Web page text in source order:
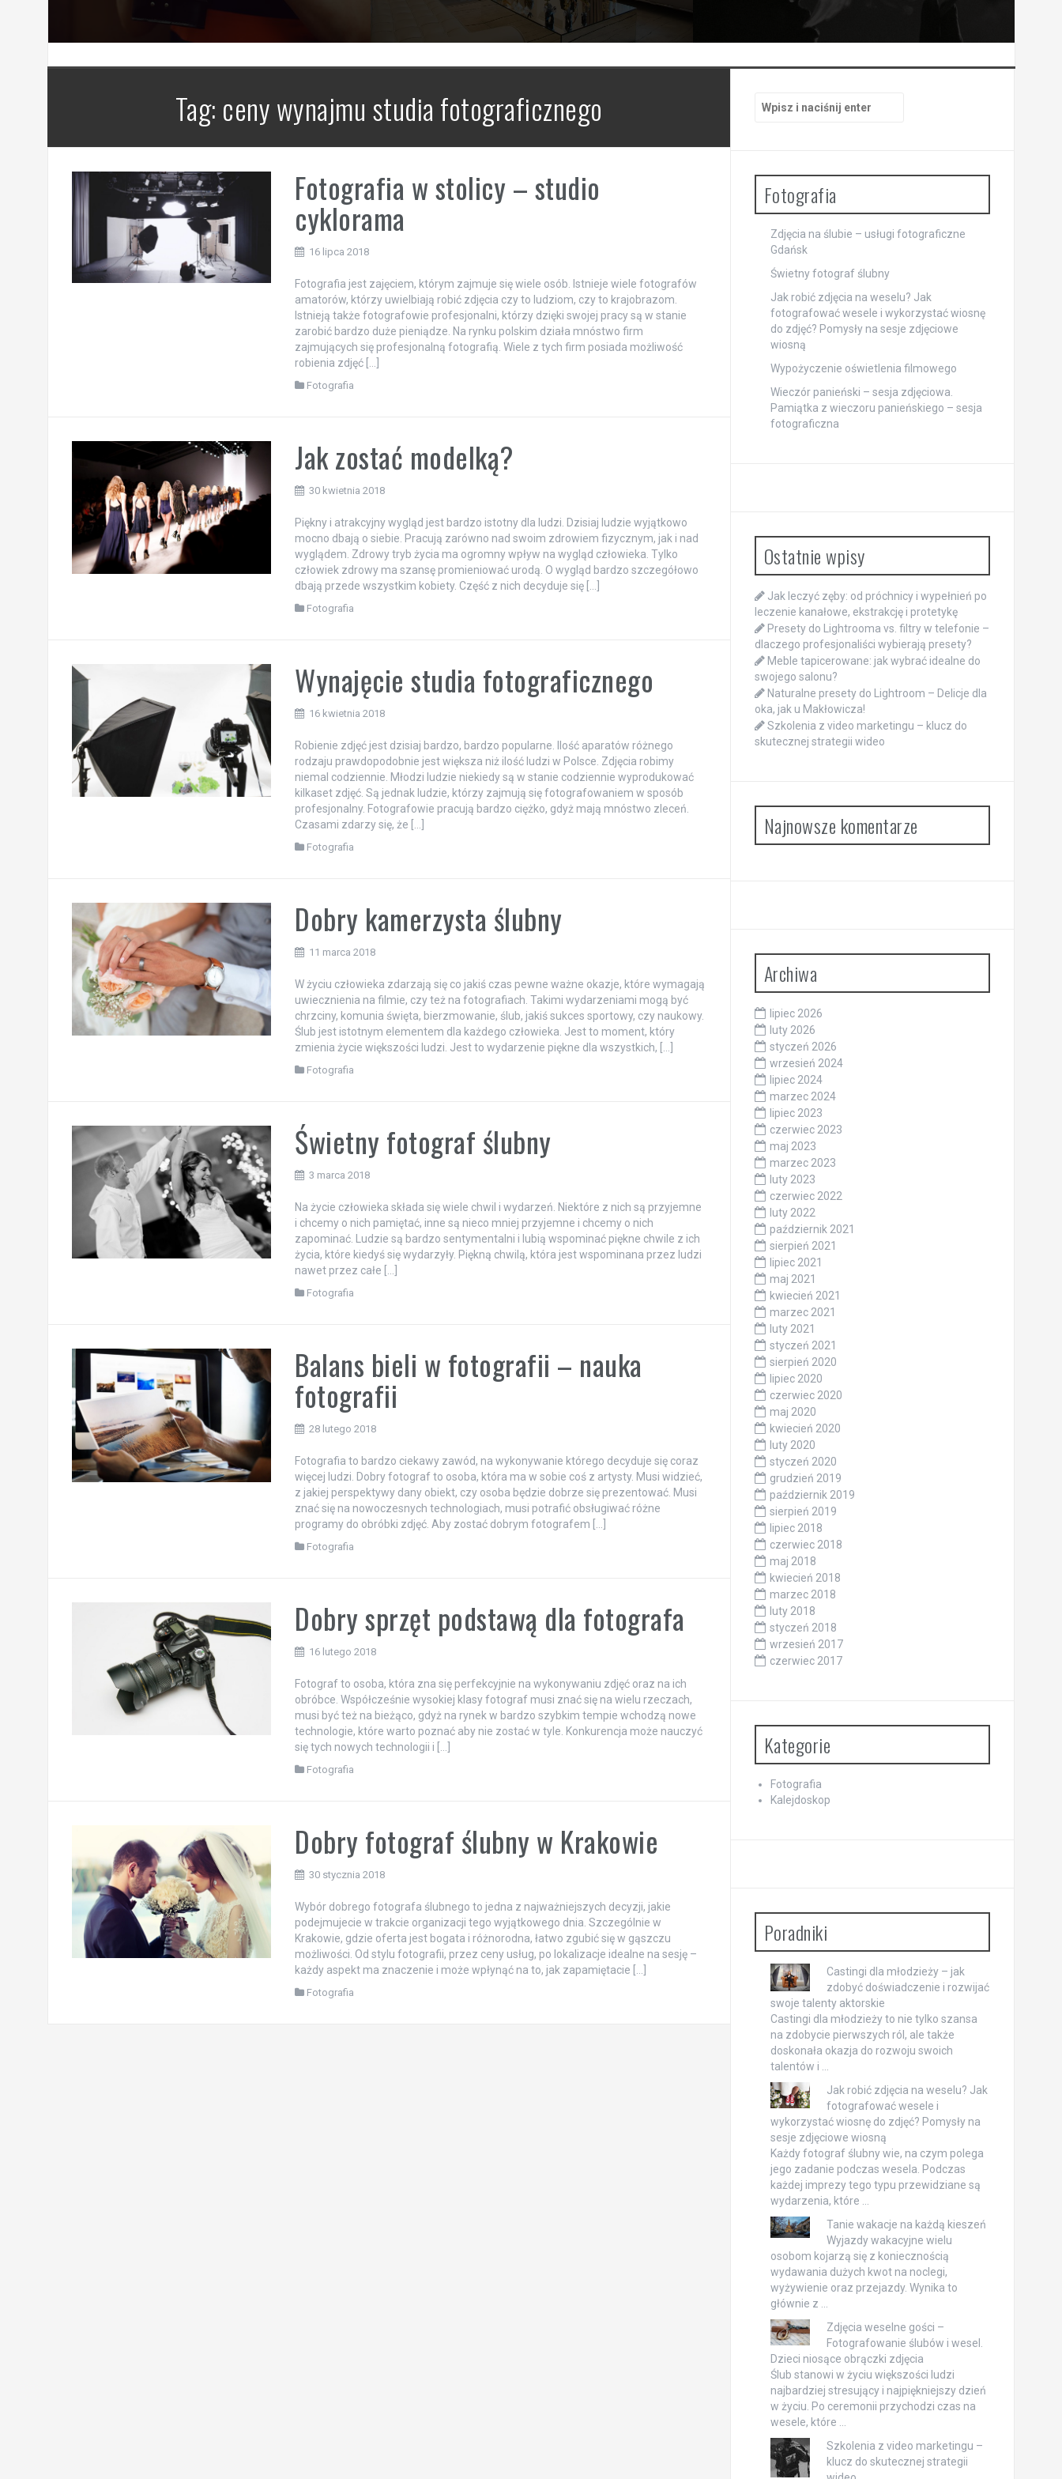
Tag: ceny wynajmu studia fotograficznego
Fotografia w stolicy – studio
cyklorama
16 lipca 2018
Fotografia jest zajęciem, którym zajmuje się wiele osób. Istnieje wiele fotografów
amatorów, którzy uwielbiają robić zdjęcia czy to ludziom, czy to krajobrazom.
Istnieją także fotografowie profesjonalni, którzy dzięki swojej pracy są w stanie
zarobić bardzo duże pieniądze. Na rynku polskim działa mnóstwo firm
zajmujących się profesjonalną fotografią. Wiele z tych firm posiada możliwość
robienia zdjęć […]
Fotografia
Jak zostać modelką?
30 kwietnia 2018
Piękny i atrakcyjny wygląd jest bardzo istotny dla ludzi. Dzisiaj ludzie wyjątkowo
mocno dbają o siebie. Pracują zarówno nad swoim zdrowiem fizycznym, jak i nad
wyglądem. Zdrowy tryb życia ma ogromny wpływ na wygląd człowieka. Tylko
człowiek zdrowy ma szansę promieniować urodą. O wygląd bardzo szczegółowo
dbają przede wszystkim kobiety. Część z nich decyduje się […]
Fotografia
Wynajęcie studia fotograficznego
16 kwietnia 2018
Robienie zdjęć jest dzisiaj bardzo, bardzo popularne. Ilość aparatów różnego
rodzaju prawdopodobnie jest większa niż ilość ludzi w Polsce. Zdjęcia robimy
niemal codziennie. Młodzi ludzie niekiedy są w stanie codziennie wyprodukować
kilkaset zdjęć. Są jednak ludzie, którzy zajmują się fotografowaniem w sposób
profesjonalny. Fotografowie pracują bardzo ciężko, gdyż mają mnóstwo zleceń.
Czasami zdarzy się, że […]
Fotografia
Dobry kamerzysta ślubny
11 marca 2018
W życiu człowieka zdarzają się co jakiś czas pewne ważne okazje, które wymagają
uwiecznienia na filmie, czy też na fotografiach. Takimi wydarzeniami mogą być
chrzciny, komunia święta, bierzmowanie, ślub, jakiś sukces sportowy, czy naukowy.
Ślub jest istotnym elementem dla każdego człowieka. Jest to moment, który
zmienia życie większości ludzi. Jest to wydarzenie piękne dla wszystkich, […]
Fotografia
Świetny fotograf ślubny
3 marca 2018
Na życie człowieka składa się wiele chwil i wydarzeń. Niektóre z nich są przyjemne
i chcemy o nich pamiętać, inne są nieco mniej przyjemne i chcemy o nich
zapominać. Ludzie są bardzo sentymentalni i lubią wspominać piękne chwile z ich
życia, które kiedyś się wydarzyły. Piękną chwilą, która jest wspominana przez ludzi
nawet przez całe […]
Fotografia
Balans bieli w fotografii – nauka
fotografii
28 lutego 2018
Fotografia to bardzo ciekawy zawód, na wykonywanie którego decyduje się coraz
więcej ludzi. Dobry fotograf to osoba, która ma w sobie coś z artysty. Musi widzieć,
z jakiej perspektywy dany obiekt, czy osoba będzie dobrze się prezentować. Musi
znać się na nowoczesnych technologiach, musi potrafić obsługiwać różne
programy do obróbki zdjęć. Aby zostać dobrym fotografem […]
Fotografia
Dobry sprzęt podstawą dla fotografa
16 lutego 2018
Fotograf to osoba, która zna się perfekcyjnie na wykonywaniu zdjęć oraz na ich
obróbce. Współcześnie wysokiej klasy fotograf musi znać się na wielu rzeczach,
musi być też na bieżąco, gdyż na rynek w bardzo szybkim tempie wchodzą nowe
technologie, które warto poznać aby nie zostać w tyle. Konkurencja może nauczyć
się tych nowych technologii i […]
Fotografia
Dobry fotograf ślubny w Krakowie
30 stycznia 2018
Wybór dobrego fotografa ślubnego to jedna z najważniejszych decyzji, jakie
podejmujecie w trakcie organizacji tego wyjątkowego dnia. Szczególnie w
Krakowie, gdzie oferta jest bogata i różnorodna, łatwo zgubić się w gąszczu
możliwości. Od stylu fotografii, przez ceny usług, po lokalizacje idealne na sesję –
każdy aspekt ma znaczenie i może wpłynąć na to, jak zapamiętacie […]
Fotografia
Fotografia
Zdjęcia na ślubie – usługi fotograficzne
Gdańsk
Świetny fotograf ślubny
Jak robić zdjęcia na weselu? Jak
fotografować wesele i wykorzystać wiosnę
do zdjęć? Pomysły na sesje zdjęciowe
wiosną
Wypożyczenie oświetlenia filmowego
Wieczór panieński – sesja zdjęciowa.
Pamiątka z wieczoru panieńskiego – sesja
fotograficzna
Ostatnie wpisy
Jak leczyć zęby: od próchnicy i wypełnień po
leczenie kanałowe, ekstrakcję i protetykę
Presety do Lightrooma vs. filtry w telefonie –
dlaczego profesjonaliści wybierają presety?
Meble tapicerowane: jak wybrać idealne do
swojego salonu?
Naturalne presety do Lightroom – Delicje dla
oka, jak u Makłowicza!
Szkolenia z video marketingu – klucz do
skutecznej strategii wideo
Najnowsze komentarze
Archiwa
lipiec 2026
luty 2026
styczeń 2026
wrzesień 2024
lipiec 2024
marzec 2024
lipiec 2023
czerwiec 2023
maj 2023
marzec 2023
luty 2023
czerwiec 2022
luty 2022
październik 2021
sierpień 2021
lipiec 2021
maj 2021
kwiecień 2021
marzec 2021
luty 2021
styczeń 2021
sierpień 2020
lipiec 2020
czerwiec 2020
maj 2020
kwiecień 2020
luty 2020
styczeń 2020
grudzień 2019
październik 2019
sierpień 2019
lipiec 2018
czerwiec 2018
maj 2018
kwiecień 2018
marzec 2018
luty 2018
styczeń 2018
wrzesień 2017
czerwiec 2017
Kategorie
Fotografia
Kalejdoskop
Poradniki
Castingi dla młodzieży – jak
zdobyć doświadczenie i rozwijać
swoje talenty aktorskie
Castingi dla młodzieży to nie tylko szansa
na zdobycie pierwszych ról, ale także
doskonała okazja do rozwoju swoich
talentów i …
Jak robić zdjęcia na weselu? Jak
fotografować wesele i
wykorzystać wiosnę do zdjęć? Pomysły na
sesje zdjęciowe wiosną
Każdy fotograf ślubny wie, na czym polega
jego zadanie podczas wesela. Podczas
każdej imprezy tego typu przewidziane są
wydarzenia, które …
Tanie wakacje na każdą kieszeń
Wyjazdy wakacyjne wielu
osobom kojarzą się z koniecznością
wydawania dużych kwot na noclegi,
wyżywienie oraz przejazdy. Wynika to
głównie z …
Zdjęcia weselne gości –
Fotografowanie ślubów i wesel.
Dzieci niosące obrączki zdjęcia
Ślub stanowi w życiu większości ludzi
najbardziej stresujący i najpiękniejszy dzień
w życiu. Po ceremonii przychodzi czas na
wesele, które …
Szkolenia z video marketingu –
klucz do skutecznej strategii